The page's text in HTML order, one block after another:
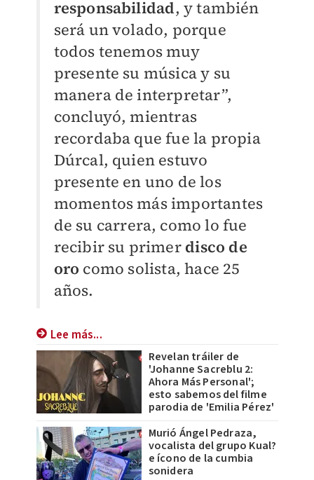
responsabilidad, y también
será un volado, porque
todos tenemos muy
presente su música y su
manera de interpretar”,
concluyó, mientras
recordaba que fue la propia
Dúrcal, quien estuvo
presente en uno de los
momentos más importantes
de su carrera, como lo fue
recibir su primer disco de
oro como solista, hace 25
años.
Lee más...
Revelan tráiler de
'Johanne Sacreblu 2:
Ahora Más Personal';
esto sabemos del filme
parodia de 'Emilia Pérez'
Murió Ángel Pedraza,
vocalista del grupo Kual?
e ícono de la cumbia
sonidera